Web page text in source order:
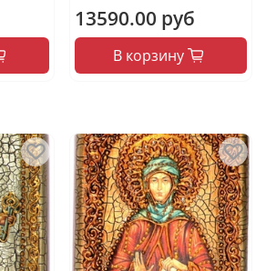
13590.00 руб
В корзину